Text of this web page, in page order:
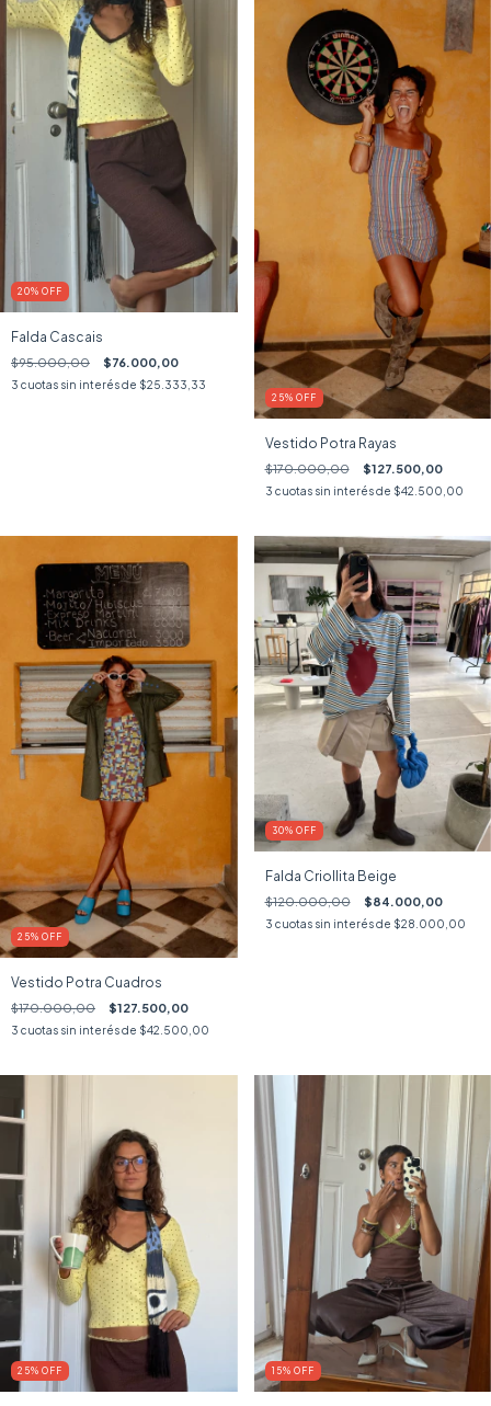
20% OFF
Falda Cascais
$95.000,00 $76.000,00
3 cuotas sin interés de $25.333,33
25% OFF
Vestido Potra Rayas
$170.000,00 $127.500,00
3 cuotas sin interés de $42.500,00
25% OFF
Vestido Potra Cuadros
$170.000,00 $127.500,00
3 cuotas sin interés de $42.500,00
30% OFF
Falda Criollita Beige
$120.000,00 $84.000,00
3 cuotas sin interés de $28.000,00
25% OFF 15% OFF